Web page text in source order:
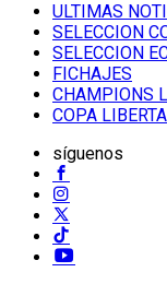
ULTIMAS
SELECCION
SELECCION
FICHAJES
CHAMPIONS
COPA
síguenos